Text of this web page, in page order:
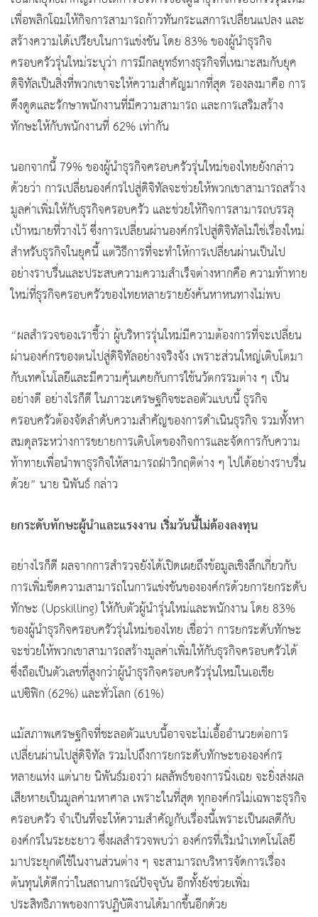
เพื่อพลิกโฉมให้กิจการสามารถก้าวทันกระแสการเปลี่ยนแปลง และ
สร้างความได้เปรียบในการแข่งขัน โดย 83% ของผู้นำธุรกิจ
ครอบครัวรุ่นใหม่ระบุว่า การมีกลยุทธ์ทางธุรกิจที่เหมาะสมกับยุค
ดิจิทัลเป็นสิ่งที่พวกเขาจะให้ความสำคัญมากที่สุด รองลงมาคือ การ
ดึงดูดและรักษาพนักงานที่มีความสามารถ และการเสริมสร้าง
ทักษะให้กับพนักงานที่ 62% เท่ากัน
นอกจากนี้ 79% ของผู้นำธุรกิจครอบครัวรุ่นใหม่ของไทยยังกล่าว
ด้วยว่า การเปลี่ยนองค์กรไปสู่ดิจิทัลจะช่วยให้พวกเขาสามารถสร้าง
มูลค่าเพิ่มให้กับธุรกิจครอบครัว และช่วยให้กิจการสามารถบรรลุ
เป้าหมายที่วางไว้ ซึ่งการเปลี่ยนผ่านองค์กรไปสู่ดิจิทัลไม่ใช่เรื่องใหม่
สำหรับธุรกิจในยุคนี้ แต่วิธีการที่จะทำให้การเปลี่ยนผ่านเป็นไป
อย่างราบรื่นและประสบความความสำเร็จต่างหากคือ ความท้าทาย
ใหม่ที่ธุรกิจครอบครัวของไทยหลายรายยังค้นหาหนทางไม่พบ
“ผลสำรวจของเราชี้ว่า ผู้บริหารรุ่นใหม่มีความต้องการที่จะเปลี่ยน
ผ่านองค์กรของตนไปสู่ดิจิทัลอย่างจริงจัง เพราะส่วนใหญ่เติบโตมา
กับเทคโนโลยีและมีความคุ้นเคยกับการใช้นวัตกรรมต่าง ๆ เป็น
อย่างดี อย่างไรก็ดี ในภาวะเศรษฐกิจชะลอตัวแบบนี้ ธุรกิจ
ครอบครัวต้องจัดลำดับความสำคัญของการดำเนินธุรกิจ รวมทั้งหา
สมดุลระหว่างการขยายการเติบโตของกิจการและจัดการกับความ
ท้าทายเพื่อนำพาธุรกิจให้สามารถฝ่าวิกฤติต่าง ๆ ไปได้อย่างราบรื่น
ด้วย” นาย นิพันธ์ กล่าว
ยกระดับทักษะผู้นำและแรงงาน เริ่มวันนี้ไม่ต้องลงทุน
อย่างไรก็ดี ผลจากการสำรวจยังได้เปิดเผยถึงข้อมูลเชิงลึกเกี่ยวกับ
การเพิ่มขีดความสามารถในการแข่งขันขององค์กรด้วยการยกระดับ
ทักษะ (Upskilling) ให้กับตัวผู้นำรุ่นใหม่และพนักงาน โดย 83%
ของผู้นำธุรกิจครอบครัวรุ่นใหม่ของไทย เชื่อว่า การยกระดับทักษะ
จะช่วยให้พวกเขาสามารถสร้างมูลค่าเพิ่มให้กับธุรกิจครอบครัวได้
ซึ่งถือเป็นตัวเลขที่สูงกว่าผู้นำธุรกิจครอบครัวรุ่นใหม่ในเอเชีย
แปซิฟิก (62%) และทั่วโลก (61%)
แม้สภาพเศรษฐกิจที่ชะลอตัวแบบนี้อาจจะไม่เอื้ออำนวยต่อการ
เปลี่ยนผ่านไปสู่ดิจิทัล รวมไปถึงการยกระดับทักษะขององค์กร
หลายแห่ง แต่นาย นิพันธ์มองว่า ผลลัพธ์ของการนิ่งเฉย จะยิ่งส่งผล
เสียหายเป็นมูลค่ามหาศาล เพราะในที่สุด ทุกองค์กรไม่เฉพาะธุรกิจ
ครอบครัว จำเป็นที่จะให้ความสำคัญกับเรื่องนี้เพราะเป็นผลดีกับ
องค์กรในระยะยาว ซึ่งผลสำรวจพบว่า องค์กรที่เริ่มนำเทคโนโลยี
มาประยุกต์ใช้ในงานส่วนต่าง ๆ จะสามารถบริหารจัดการเรื่อง
ต้นทุนได้ดีกว่าในสถานการณ์ปัจจุบัน อีกทั้งยังช่วยเพิ่ม
ประสิทธิภาพของการปฏิบัติงานได้มากขึ้นอีกด้วย